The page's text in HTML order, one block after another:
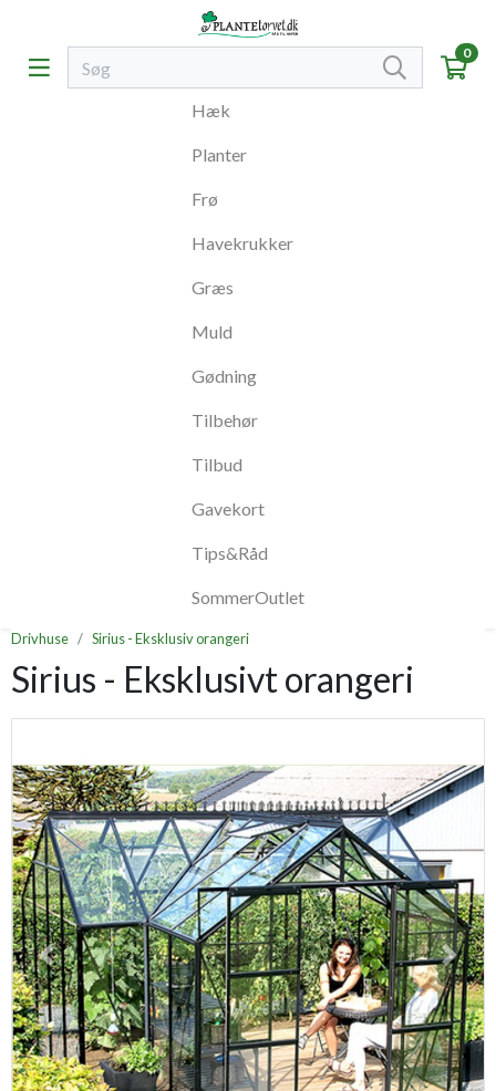
0
Hæk
Planter
Frø
Havekrukker
Græs
Muld
Gødning
Tilbehør
Tilbud
Gavekort
Tips&Råd
SommerOutlet
Drivhuse Sirius - Eksklusiv orangeri
Sirius - Eksklusivt orangeri
Previous Next